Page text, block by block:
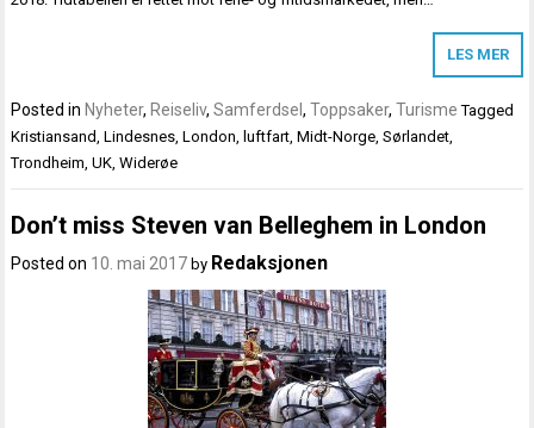
LES MER
Posted in Nyheter, Reiseliv,Samferdsel,Toppsaker,Turisme Tagged
Kristiansand ,Lindesnes ,London luftfart ,Midt-Norge ,Sørlandet
Trondheim ,UK ,Widerøe
Don’t miss Steven van Belleghem in London
Posted on 10. mai 2017 by Redaksjonen